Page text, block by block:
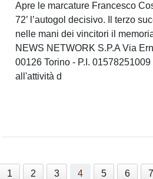
Apre le marcature Francesco
72’ l’autogol decisivo. Il terzo
nelle mani dei vincitori il
NEWS NETWORK S.P.A Via
00126 Torino - P.I.
all'attività d
1 2 3 4 5 6 7